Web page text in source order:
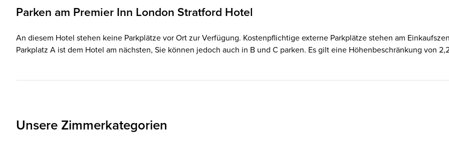
Parken am Premier Inn London Stratford Hotel
An diesem Hotel stehen keine Parkplätze vor Ort zur Verfügung. Kostenpflichtige externe Parkplätze stehen am
Parkplatz A ist dem Hotel am nächsten, Sie können jedoch auch in B und C parken. Es gilt eine Höhenbeschränkung von
Unsere Zimmerkategorien